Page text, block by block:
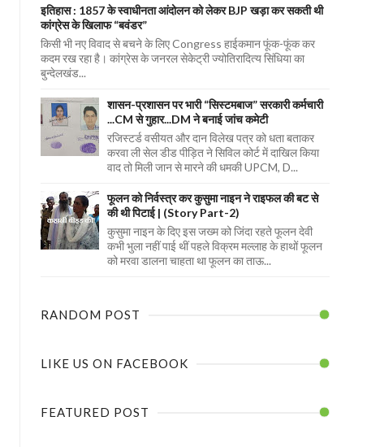
इतिहास : 1857 के स्वाधीनता आंदोलन को लेकर BJP खड़ा कर सकती थी
कांग्रेस के खिलाफ “बवंडर”
किसी भी नए विवाद से बचने के लिए Congress हाईकमान फूंक-फूंक कर
कदम रख रहा है। कांग्रेस के जनरल सेकेट्री ज्योतिरादित्य सिंधिया का
बुन्देलखंड...
शासन-प्रशासन पर भारी “सिस्टमबाज” सरकारी कर्मचारी
...CM से गुहार...DM ने बनाई जांच कमेटी
रजिस्टर्ड वसीयत और दान विलेख पत्र को धता बताकर
करवा ली सेल डीड पीड़ित ने सिविल कोर्ट में दाखिल किया
वाद तो मिली जान से मारने की धमकी UPCM, D...
फूलन को निर्वस्त्र कर कुसुमा नाइन ने राइफल की बट से
की थी पिटाई | (Story Part-2)
कुसुमा नाइन के दिए इस जख्म को जिंदा रहते फूलन देवी
कभी भुला नहीं पाई थीं पहले विक्रम मल्लाह के हाथों फूलन
को मरवा डालना चाहता था फूलन का ताऊ...
RANDOM POST
LIKE US ON FACEBOOK
FEATURED POST